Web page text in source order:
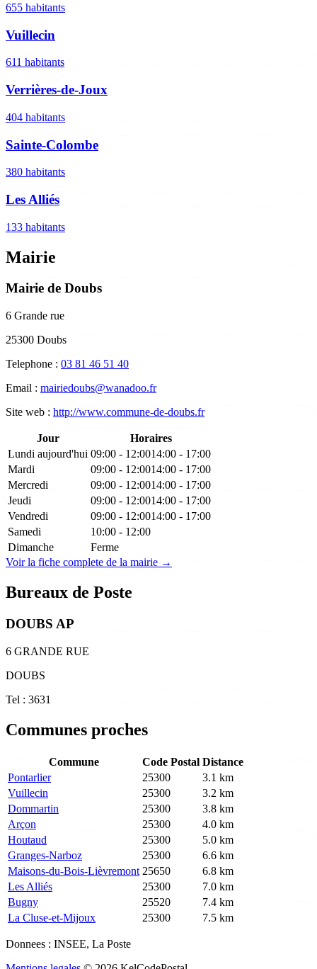
655 habitants
Vuillecin
611 habitants
Verrières-de-Joux
404 habitants
Sainte-Colombe
380 habitants
Les Alliés
133 habitants
Mairie
Mairie de Doubs
6 Grande rue
25300 Doubs
Telephone : 03 81 46 51 40
Email : mairiedoubs@wanadoo.fr
Site web : http://www.commune-de-doubs.fr
Jour
Horaires
Lundi aujourd'hui 09:00 - 12:0014:00 - 17:00
Mardi
09:00 - 12:0014:00 - 17:00
Mercredi
09:00 - 12:0014:00 - 17:00
Jeudi
09:00 - 12:0014:00 - 17:00
Vendredi
09:00 - 12:0014:00 - 17:00
Samedi
10:00 - 12:00
Dimanche
Ferme
Voir la fiche complete de la mairie →
Bureaux de Poste
DOUBS AP
6 GRANDE RUE
DOUBS
Tel : 3631
Communes proches
Commune Code Postal Distance
Pontarlier
25300
3.1 km
Vuillecin
25300
3.2 km
Dommartin
25300
3.8 km
Arçon
25300
4.0 km
Houtaud
25300
5.0 km
Granges-Narboz
25300
6.6 km
Maisons-du-Bois-Lièvremont 25650
6.8 km
Les Alliés
25300
7.0 km
Bugny
25520
7.4 km
La Cluse-et-Mijoux
25300 7.5 km
Donnees : INSEE, La Poste